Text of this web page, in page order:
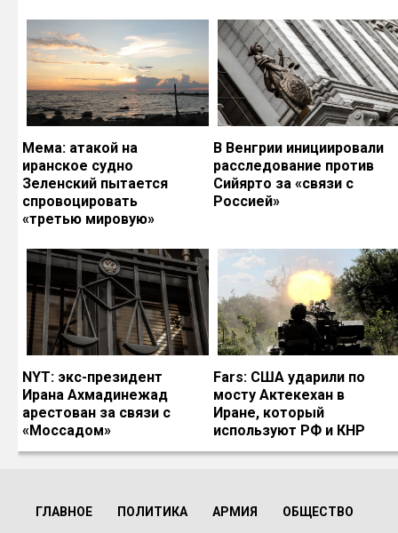
Мема: атакой на
иранское судно
Зеленский пытается
спровоцировать
«третью мировую»
В Венгрии инициировали
расследование против
Сийярто за «связи с
Россией»
NYT: экс-президент
Ирана Ахмадинежад
арестован за связи с
«Моссадом»
Fars: США ударили по
мосту Актекехан в
Иране, который
используют РФ и КНР
ГЛАВНОЕ ПОЛИТИКА АРМИЯ ОБЩЕСТВО